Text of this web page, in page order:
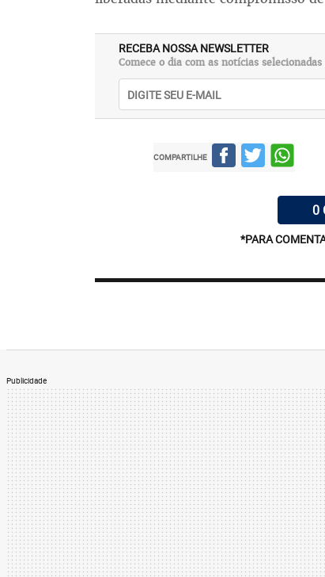
RECEBA NOSSA NEWSLETTER
Comece o dia com as notícias
COMPARTILHE
0
*PARA
Publicidade